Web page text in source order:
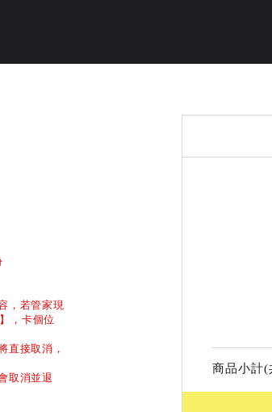
，若管家現
，卡個位
直接取消，
取消並退
商品小計(